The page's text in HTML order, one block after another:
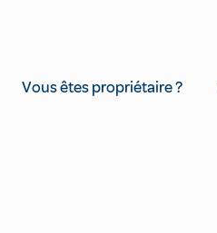
Vous êtes propriétaire ?